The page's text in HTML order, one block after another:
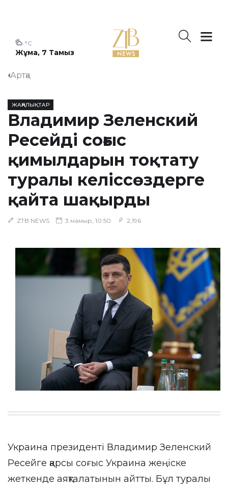
Жұма, 7 Тамыз
°C
Артқа
ЖАҢАЛЫҚТАР
Владимир Зеленский
Ресейді соғыс
қимылдарын тоқтату
туралы келіссөздерге
қайта шақырды
ZTB NEWS 3 мамыр, 10:50 2,196
Украина президенті Владимир Зеленский
Ресейге қарсы соғыс Украина жеңіске
жеткенде аяқталатынын айтты. Бұл туралы